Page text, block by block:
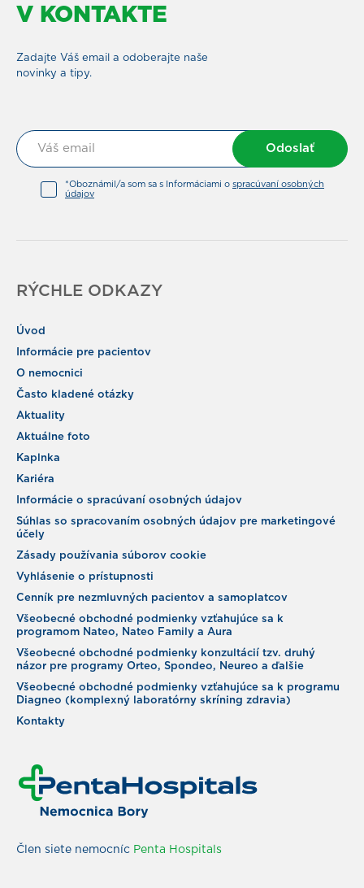
V KONTAKTE
Zadajte Váš email a odoberajte naše
novinky a tipy.
Odoslať
*Oboznámil/a som sa s Informáciami o spracúvaní osobných
údajov
RÝCHLE ODKAZY
Úvod
Informácie pre pacientov
O nemocnici
Často kladené otázky
Aktuality
Aktuálne foto
Kaplnka
Kariéra
Informácie o spracúvaní osobných údajov
Súhlas so spracovaním osobných údajov pre marketingové
účely
Zásady používania súborov cookie
Vyhlásenie o prístupnosti
Cenník pre nezmluvných pacientov a samoplatcov
Všeobecné obchodné podmienky vzťahujúce sa k
programom Nateo, Nateo Family a Aura
Všeobecné obchodné podmienky konzultácií tzv. druhý
názor pre programy Orteo, Spondeo, Neureo a ďalšie
Všeobecné obchodné podmienky vzťahujúce sa k programu
Diagneo (komplexný laboratórny skríning zdravia)
Kontakty
Člen siete nemocníc Penta Hospitals